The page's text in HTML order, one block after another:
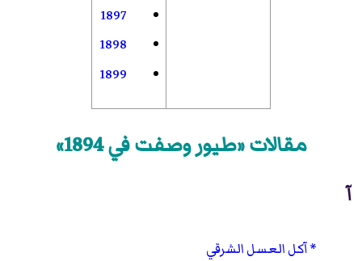
1897
1898
1899
مقالات «طيور وصفت في 1894»
آ
آكل العسل الشرقي